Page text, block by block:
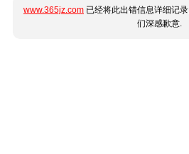
www.365jz.com 已经将此出错信息详细记
们深感歉意.